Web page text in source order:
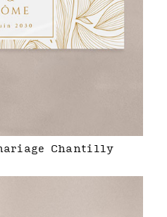
Chantilly